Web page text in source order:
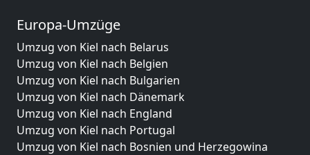
Europa-Umzüge
Umzug von Kiel nach Belarus
Umzug von Kiel nach Belgien
Umzug von Kiel nach Bulgarien
Umzug von Kiel nach Dänemark
Umzug von Kiel nach England
Umzug von Kiel nach Portugal
Umzug von Kiel nach Bosnien und Herzegowina